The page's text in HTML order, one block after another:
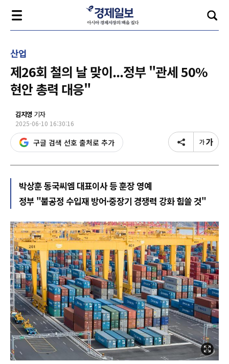
산업
제26회 철의 날 맞이...정부 "관세 50%
현안 총력 대응"
김지영 기자
2025-06-10 16:30:16
구글 검색 선호 출처로 추가
박상훈 동국씨엠 대표이사 등 훈장 영예
정부 "불공정 수입재 방어·중장기 경쟁력 강화 힘쓸 것"